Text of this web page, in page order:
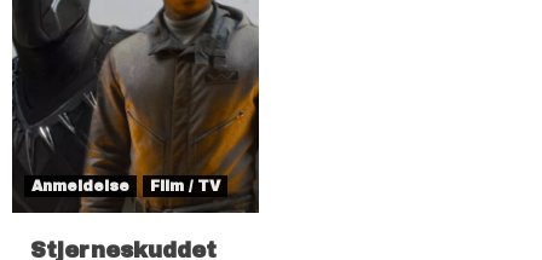
Anmeldelse Film / TV
Stjerneskuddet